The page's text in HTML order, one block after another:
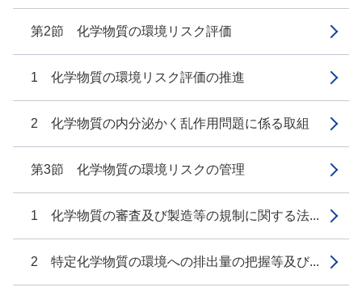
第2節 化学物質の環境リスク評価
1 化学物質の環境リスク評価の推進
2 化学物質の内分泌かく乱作用問題に係る取組
第3節 化学物質の環境リスクの管理
1 化学物質の審査及び製造等の規制に関する法...
2 特定化学物質の環境への排出量の把握等及び...